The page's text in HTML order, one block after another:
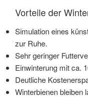
Vorteile der
Simulation eines
zur Ruhe.
Sehr geringer
Einwinterung mit ca.
Deutliche
Winterbienen bleiben